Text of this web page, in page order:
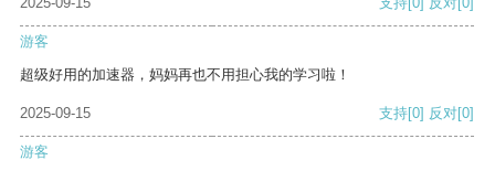
游客
超级好用的加速器，妈妈再也不用担心我的学习啦！
2025-09-15 支持[0] 反对[0]
游客